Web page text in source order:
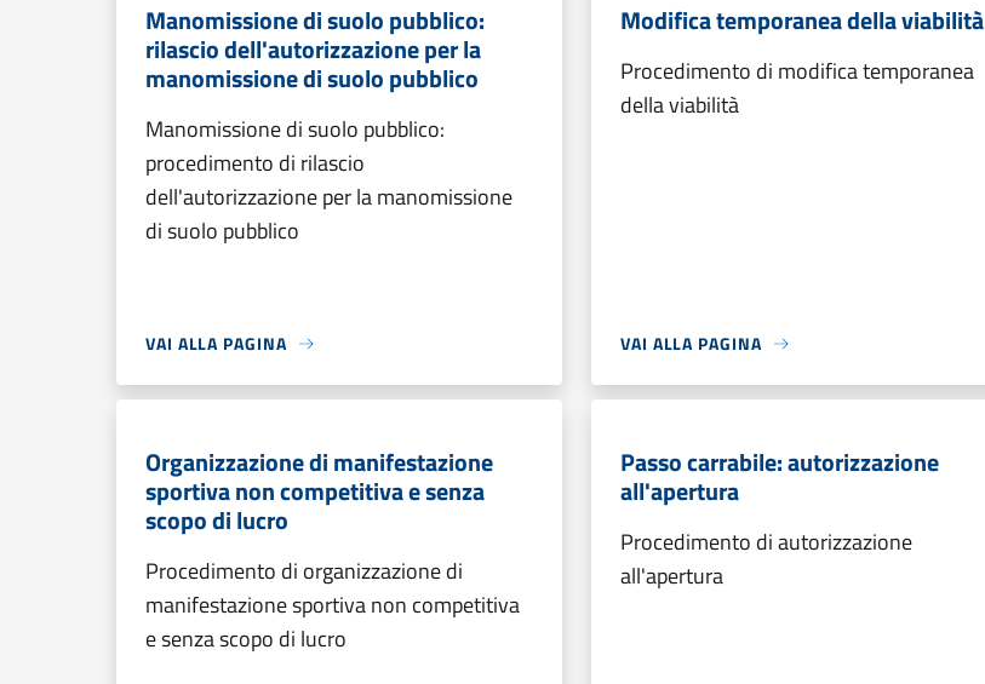
Manomissione di suolo pubblico:
rilascio dell'autorizzazione per la
manomissione di suolo pubblico
Manomissione di suolo pubblico:
procedimento di rilascio
dell'autorizzazione per la manomissione
di suolo pubblico
VAI ALLA PAGINA
Modifica temporanea della viabilità
Procedimento di modifica temporanea
della viabilità
VAI ALLA PAGINA
Organizzazione di manifestazione
sportiva non competitiva e senza
scopo di lucro
Procedimento di organizzazione di
manifestazione sportiva non competitiva
e senza scopo di lucro
Passo carrabile: autorizzazione
all'apertura
Procedimento di autorizzazione
all'apertura